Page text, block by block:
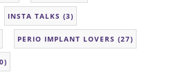
INSTA TALKS (3)
PERIO IMPLANT LOVERS (27)